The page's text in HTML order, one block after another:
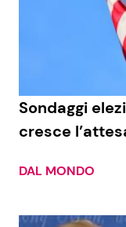
Sondaggi
cresce
DAL MONDO